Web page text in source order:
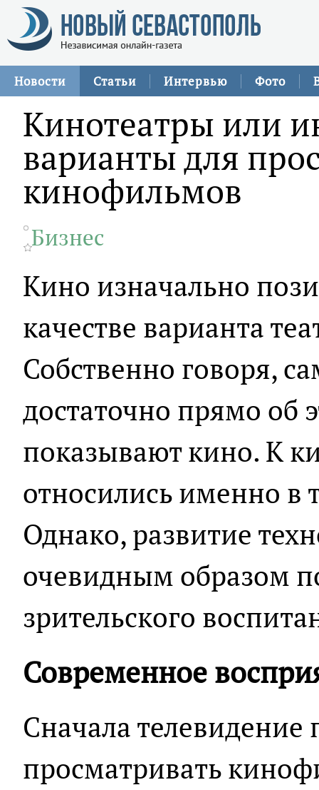
Новости Статьи Интервью Фото
Кинотеатры или
варианты для
кинофильмов
Бизнес
Кино изначально
качестве варианта
Собственно говоря,
достаточно прямо об
показывают кино. К
относились именно в
Однако, развитие
очевидным образом
зрительского
Современное
Сначала телевидение
просматривать